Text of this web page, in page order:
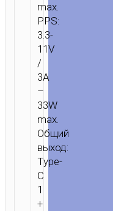
max.
PPS:
3.3-
11V
/
3A
–
33W
max.
Общий
выход:
Type-
C
1
+